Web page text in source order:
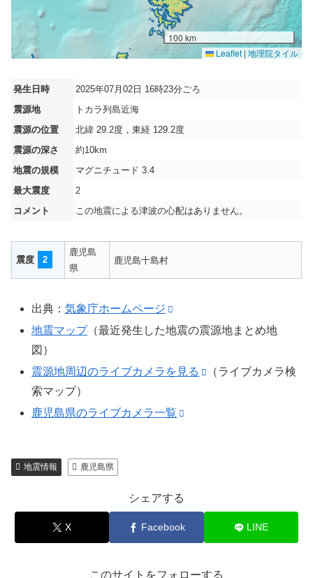
100 km
Leaflet | 地理院タイル
発生日時
2025年07月02日 16時23分ごろ
震源地
トカラ列島近海
震源の位置
北緯 29.2度，東経 129.2度
震源の深さ
約10km
地震の規模
マグニチュード 3.4
最大震度
2
コメント
この地震による津波の心配はありません。
震度 2
鹿児島
県
鹿児島十島村
出典：気象庁ホームページ
地震マップ（最近発生した地震の震源地まとめ地
図）
震源地周辺のライブカメラを見る
（ライブカメラ検
索マップ）
鹿児島県のライブカメラ一覧
地震情報 鹿児島県
シェアする
X Facebook LINE
このサイトをフォローする